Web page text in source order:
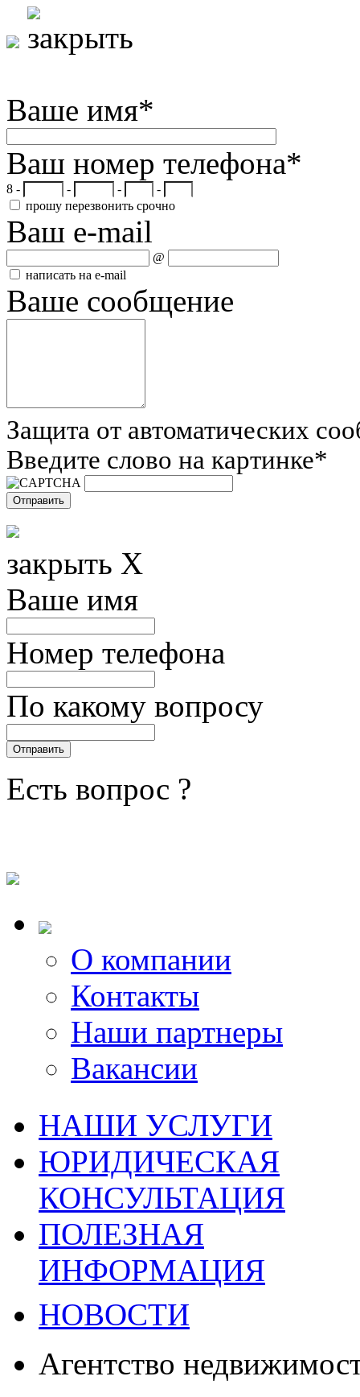
Ваше имя*
Ваш номер телефона*
8 - - -
-
прошу перезвонить срочно
Ваш e-mail
@
написать на e-mail
Ваше сообщение
Защита от автоматических
Введите слово на картинке*
закрыть X
Ваше имя
Номер телефона
По какому вопросу
Есть вопрос ?
О компании
Контакты
Наши партнеры
Вакансии
НАШИ УСЛУГИ
ЮРИДИЧЕСКАЯ
КОНСУЛЬТАЦИЯ
ПОЛЕЗНАЯ
ИНФОРМАЦИЯ
НОВОСТИ
Агентство